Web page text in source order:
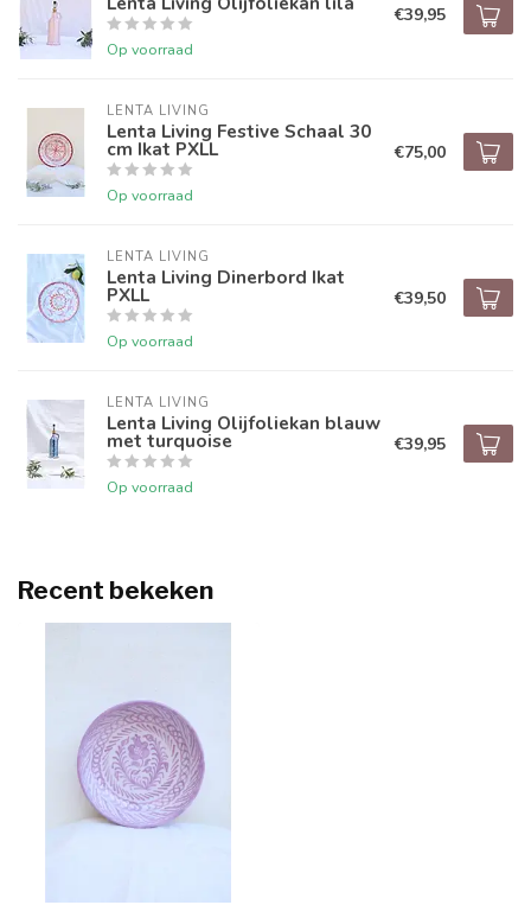
Op voorraad
€39,95
LENTA LIVING
Lenta Living Festive Schaal 30
cm Ikat PXLL
Op voorraad
€75,00
LENTA LIVING
Lenta Living Dinerbord Ikat
PXLL
Op voorraad
€39,50
LENTA LIVING
Lenta Living Olijfoliekan blauw
met turquoise
Op voorraad
€39,95
Recent bekeken